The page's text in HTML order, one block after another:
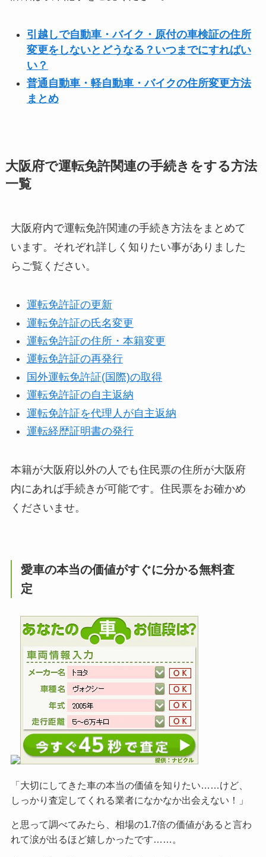
引越しで自動車・バイク・原付の車検証の住所
変更をしないとどうなる？いつまでにすればい
い？
普通自動車・軽自動車・バイクの住所変更方法
まとめ
大阪府で運転免許関連の手続きをする方法
一覧
大阪府内で運転免許関連の手続き方法をまとめて
います。それぞれ詳しく知りたい事がありました
らご覧ください。
運転免許証の更新
運転免許証の氏名変更
運転免許証の住所・本籍変更
運転免許証の再発行
国外運転免許証(国際)の取得
運転免許証の自主返納
運転免許証を代理人が自主返納
運転経歴証明書の発行
本籍が大阪府以外の人でも住民票の住所が大阪府
内にあれば手続きが可能です。住民票をお確かめ
くださいませ。
愛車の本当の価値がすぐに分かる無料査
定
「大切にしてきた車の本当の価値を知りたい……けど、
しっかり査定してくれる業者になかなか出会えない！」
と思って調べてみたら、相場の1.7倍の価値があると言わ
れて涙が出るほど嬉しかったです……。